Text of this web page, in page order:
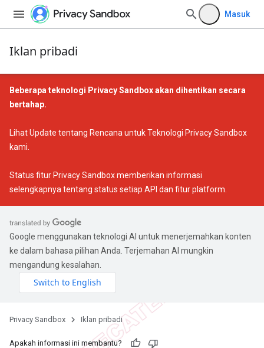
Masuk
Iklan pribadi
Beberapa teknologi Privacy Sandbox akan dihentikan secara
bertahap.
LihatUpdate tentang Rencana untuk Teknologi Privacy Sandbox
kami.
Status fitur Privacy Sandboxmemberikan informasi
selengkapnya tentang status setiap API dan fitur platform.
Google menggunakan teknologi AI untuk menerjemahkan konten
ke dalam bahasa pilihan Anda. Terjemahan AI mungkin
mengandung kesalahan.
Privacy Sandbox Iklan pribadi
Apakah informasi ini membantu?